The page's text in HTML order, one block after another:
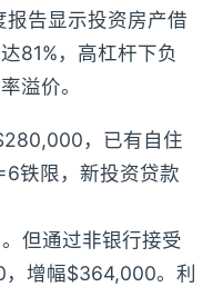
告显示投资房产借
81%，高杠杆下负
溢价。
，已有自住
铁限，新投资贷款
但通过非银行接受
增幅$364,000。利